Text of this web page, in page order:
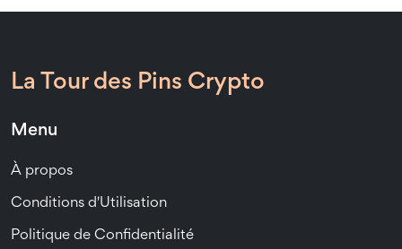
La Tour des Pins Crypto
Menu
À propos
Conditions d'Utilisation
Politique de Confidentialité